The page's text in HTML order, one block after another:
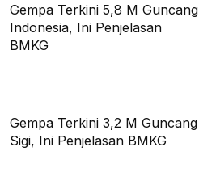
Gempa Terkini 5,8 M Guncang
Indonesia, Ini Penjelasan
BMKG
Gempa Terkini 3,2 M Guncang
Sigi, Ini Penjelasan BMKG